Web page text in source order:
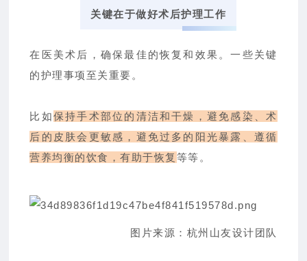
关键在于做好术后护理工作
在医美术后，确保最佳的恢复和效果。一些关键
的护理事项至关重要。
比如保持手术部位的清洁和干燥，避免感染、术
后的皮肤会更敏感，避免过多的阳光暴露、遵循
营养均衡的饮食，有助于恢复 等等。
图片来源：杭州山友设计团队